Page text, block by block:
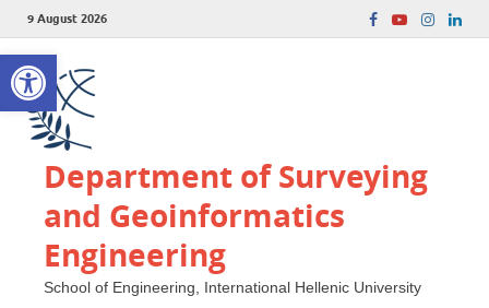
Open toolbar
9 August 2026
Department of Surveying
and Geoinformatics
Engineering
School of Engineering, International Hellenic University